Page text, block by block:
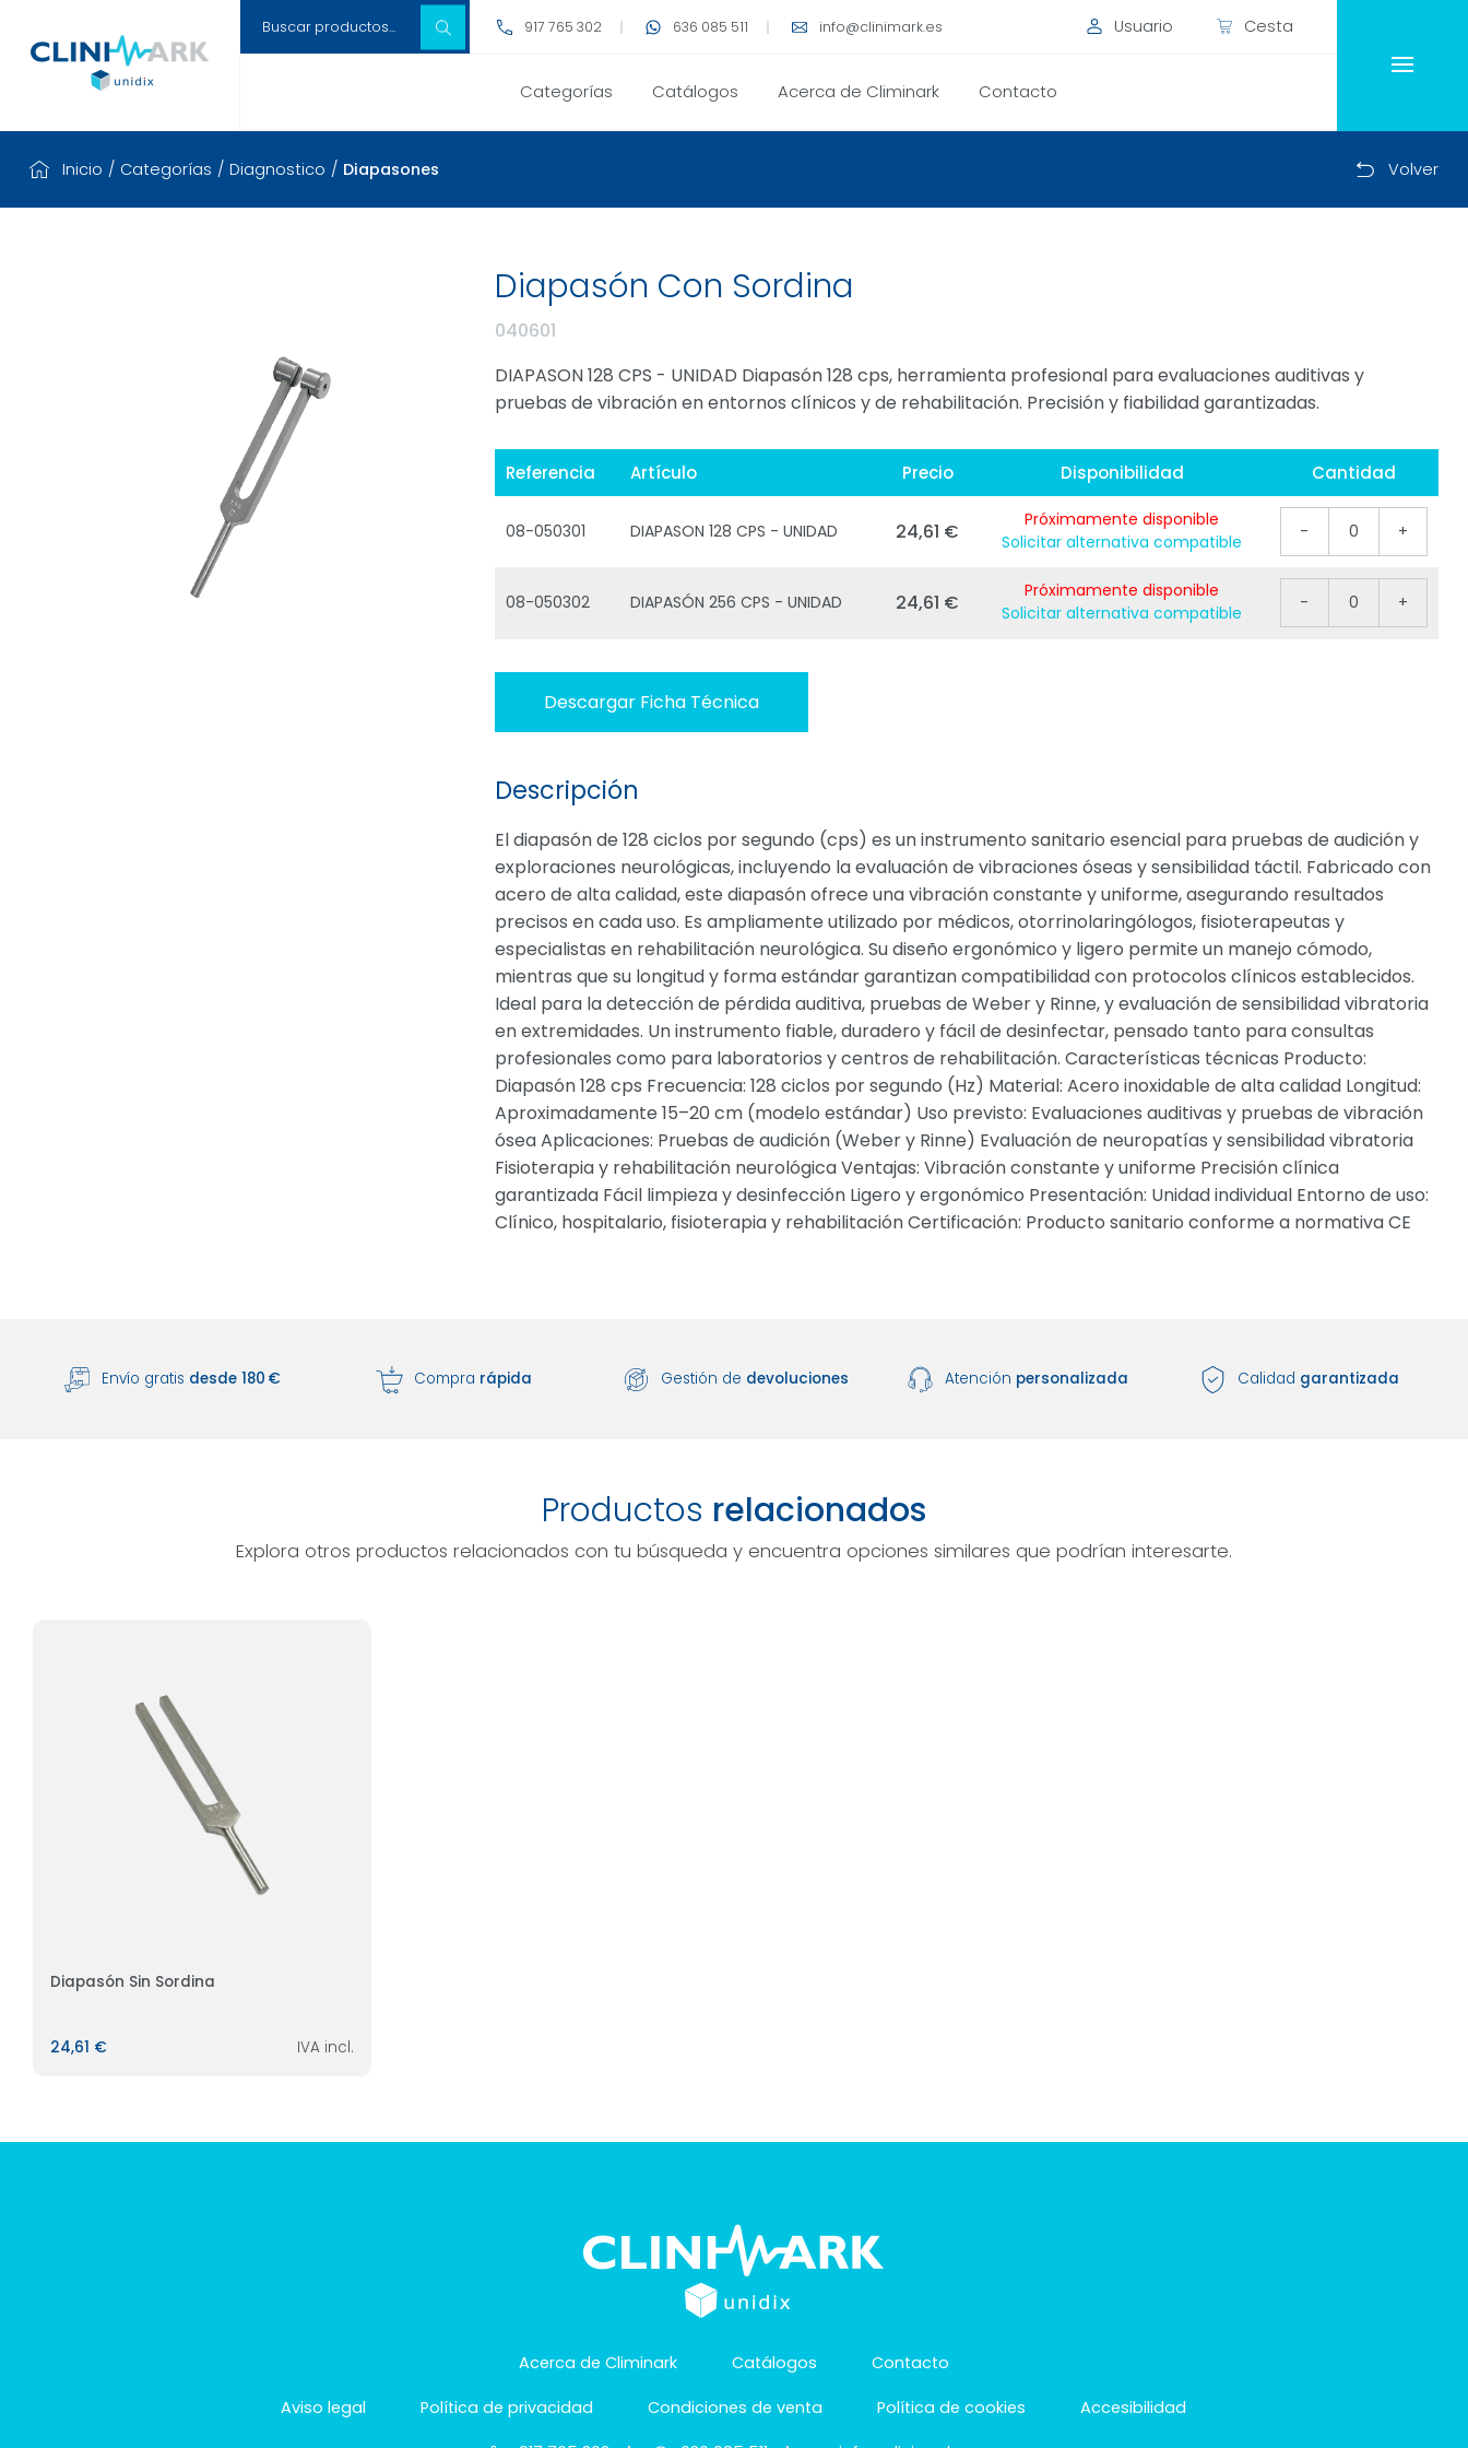
917 765 302 636 085 511 info@clinimark.es Usuario Cesta
Categorías Catálogos Acerca de Climinark Contacto
Inicio / Categorías / Diagnostico / Diapasones Volver
Diapasón Con Sordina
040601
DIAPASON 128 CPS - UNIDAD Diapasón 128 cps, herramienta profesional para evaluaciones auditivas y
pruebas de vibración en entornos clínicos y de rehabilitación. Precisión y fiabilidad garantizadas.
Referencia Artículo Precio Disponibilidad Cantidad
08-050301 DIAPASON 128 CPS - UNIDAD 24,61 €
Próximamente disponible
Solicitar alternativa compatible
- 0 +
08-050302 DIAPASÓN 256 CPS - UNIDAD 24,61 €
Próximamente disponible
Solicitar alternativa compatible
- 0 +
Descargar Ficha Técnica
Descripción
El diapasón de 128 ciclos por segundo (cps) es un instrumento sanitario esencial para pruebas de audición y
exploraciones neurológicas, incluyendo la evaluación de vibraciones óseas y sensibilidad táctil. Fabricado con
acero de alta calidad, este diapasón ofrece una vibración constante y uniforme, asegurando resultados
precisos en cada uso. Es ampliamente utilizado por médicos, otorrinolaringólogos, fisioterapeutas y
especialistas en rehabilitación neurológica. Su diseño ergonómico y ligero permite un manejo cómodo,
mientras que su longitud y forma estándar garantizan compatibilidad con protocolos clínicos establecidos.
Ideal para la detección de pérdida auditiva, pruebas de Weber y Rinne, y evaluación de sensibilidad vibratoria
en extremidades. Un instrumento fiable, duradero y fácil de desinfectar, pensado tanto para consultas
profesionales como para laboratorios y centros de rehabilitación. Características técnicas Producto:
Diapasón 128 cps Frecuencia: 128 ciclos por segundo (Hz) Material: Acero inoxidable de alta calidad Longitud:
Aproximadamente 15–20 cm (modelo estándar) Uso previsto: Evaluaciones auditivas y pruebas de vibración
ósea Aplicaciones: Pruebas de audición (Weber y Rinne) Evaluación de neuropatías y sensibilidad vibratoria
Fisioterapia y rehabilitación neurológica Ventajas: Vibración constante y uniforme Precisión clínica
garantizada Fácil limpieza y desinfección Ligero y ergonómico Presentación: Unidad individual Entorno de uso:
Clínico, hospitalario, fisioterapia y rehabilitación Certificación: Producto sanitario conforme a normativa CE
Envío gratis desde 180 € Compra rápida Gestión de devoluciones Atención personalizada Calidad garantizada
Productos relacionados
Explora otros productos relacionados con tu búsqueda y encuentra opciones similares que podrían interesarte.
Diapasón Sin Sordina
24,61 € IVA incl.
Acerca de Climinark Catálogos Contacto
Aviso legal Política de privacidad Condiciones de venta Política de cookies Accesibilidad